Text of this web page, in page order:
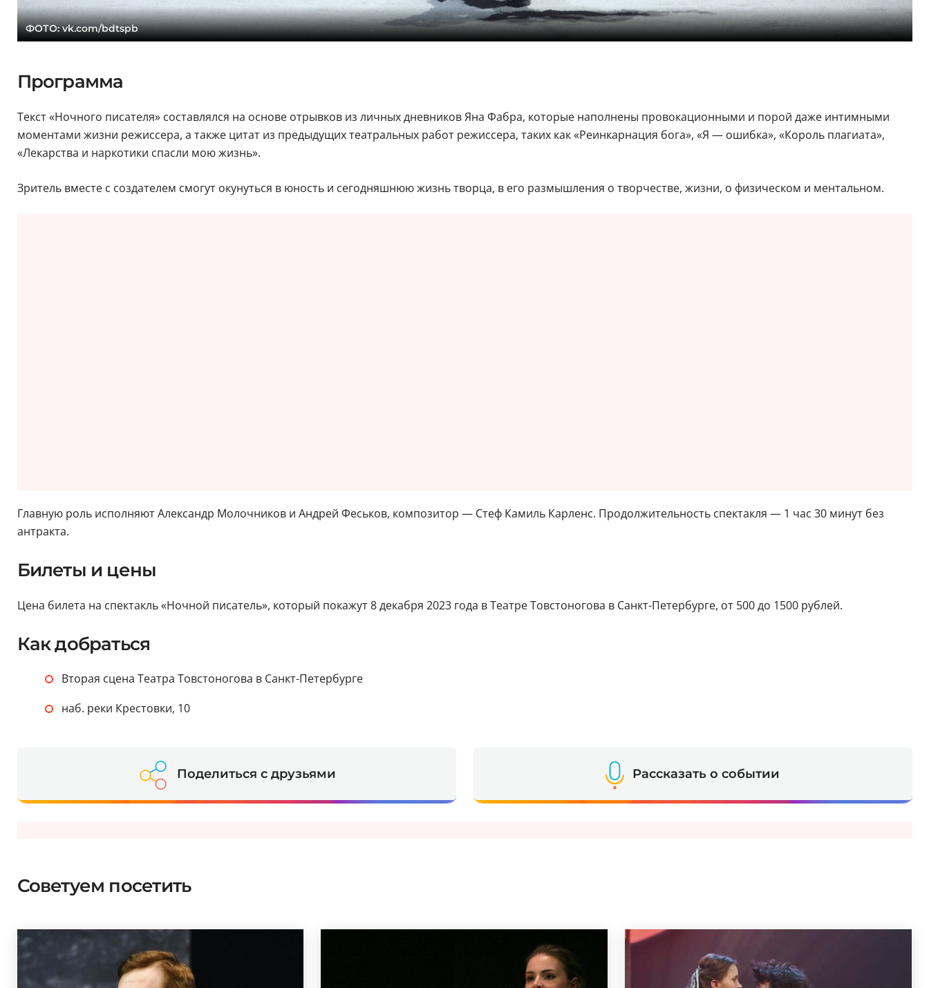
ФОТО: vk.com/bdtspb
Программа
Текст «Ночного писателя» составлялся на основе отрывков из личных дневников Яна Фабра, которые наполнены провокационными и порой даже интимными
моментами жизни режиссера, а также цитат из предыдущих театральных работ режиссера, таких как «Реинкарнация бога», «Я — ошибка», «Король плагиата»,
«Лекарства и наркотики спасли мою жизнь».
Зритель вместе с создателем смогут окунуться в юность и сегодняшнюю жизнь творца, в его размышления о творчестве, жизни, о физическом и ментальном.
Главную роль исполняют Александр Молочников и Андрей Феськов, композитор — Стеф Камиль Карленс. Продолжительность спектакля — 1 час 30 минут без
антракта.
Билеты и цены
Цена билета на спектакль «Ночной писатель», который покажут 8 декабря 2023 года в Театре Товстоногова в Санкт-Петербурге, от 500 до 1500 рублей.
Как добраться
Вторая сцена Театра Товстоногова в Санкт-Петербурге
наб. реки Крестовки, 10
Поделиться с друзьями Рассказать о событии
Советуем посетить